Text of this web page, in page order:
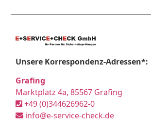
Unsere Korrespondenz-Adressen*:
Grafing
Marktplatz 4a, 85567 Grafing
+49 (0)344626962-0
info@e-service-check.de